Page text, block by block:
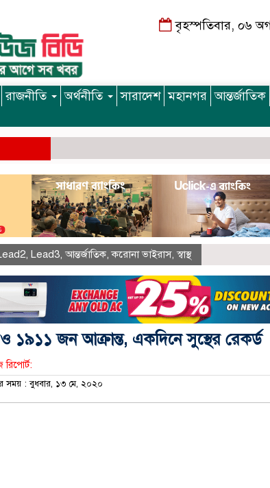
বৃহস্পতিবার, ০৬
রাজনীতি অর্থনীতি সারাদেশ মহানগর আন্তর্জাতিক
, Lead3, আন্তর্জাতিক,করোনা ভাইরাস,স্বাস্থ
জন আক্রান্ত, একদিনে সুস্থের রেকর্ড
রিপোর্ট:
সময় : বুধবার, ১৩ মে, ২০২০